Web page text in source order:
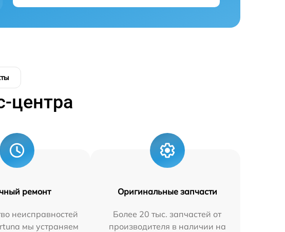
центра
ремонт
неисправностей
мы устраняем
Оригинальные запчасти
Более 20 тыс. запчастей от
производителя в наличии на